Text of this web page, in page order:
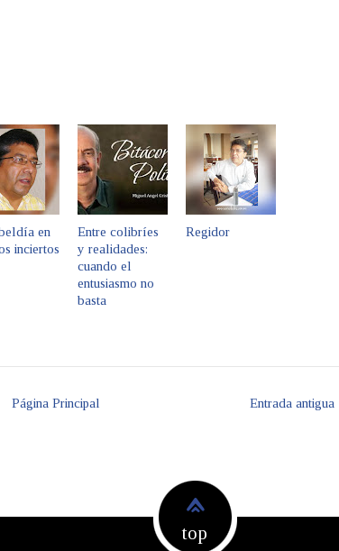
en
inciertos
Entre colibríes
y realidades:
cuando el
entusiasmo no
basta
Regidor
Entrada antigua
Página Principal
top